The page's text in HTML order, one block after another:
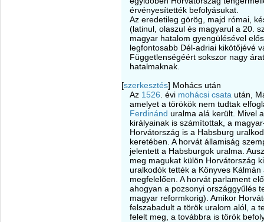
érvényesítették befolyásukat.
Az eredetileg görög, majd római,
(latinul, olaszul és magyarul a 20.
magyar hatalom gyengülésével
legfontosabb Dél-adriai kikötőjévé
Függetlenségéért sokszor nagy
hatalmaknak.
[szerkesztés] Mohács után
Az 1526 . évi mohácsi csata után,
amelyet a törökök nem tudtak
Ferdinánd uralma alá került. Mivel
királyainak is számítottak, a
Horvátország is a Habsburg
keretében. A horvát államiság
jelentett a Habsburgok uralma.
meg magukat külön Horvátország
uralkodók tették a Könyves
megfelelően. A horvát parlament
ahogyan a pozsonyi országgyűlés
magyar reformkorig). Amikor
felszabadult a török uralom alól, a
felelt meg, a továbbra is török